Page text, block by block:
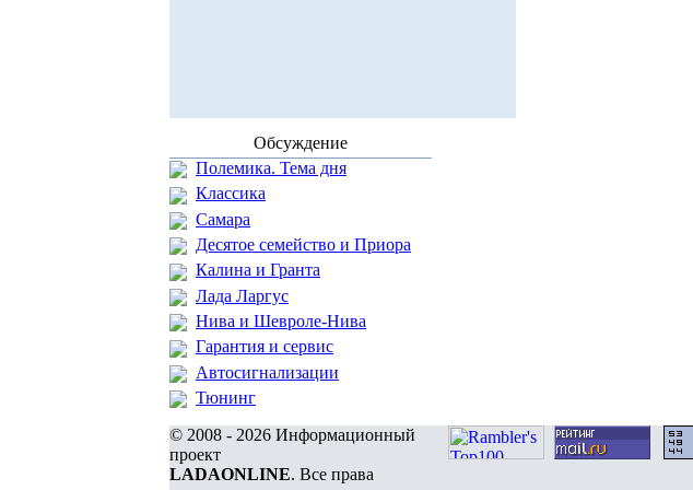
Обсуждение
Полемика. Тема дня
Классика
Самара
Десятое семейство и Приора
Калина и Гранта
Лада Ларгус
Нива и Шевроле-Нива
Гарантия и сервис
Автосигнализации
Тюнинг
© 2008 - 2026 Информационный
проект
LADAONLINE. Все права